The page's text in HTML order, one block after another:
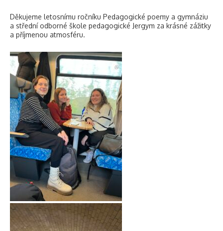
Děkujeme letosnímu ročníku Pedagogické poemy a gymnáziu
a střední odborné škole pedagogické Jergym za krásné zážitky
a příjmenou atmosféru.